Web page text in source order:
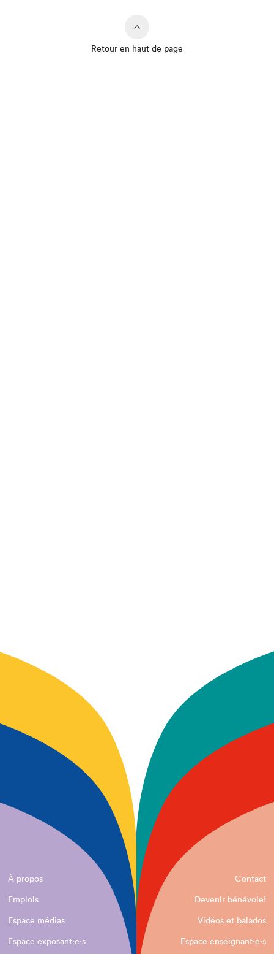
Retour en haut de page
À propos
Contact
Emplois
Devenir bénévole!
Espace médias
Vidéos et balados
Espace exposant·e⋅s
Espace enseignant·e⋅s